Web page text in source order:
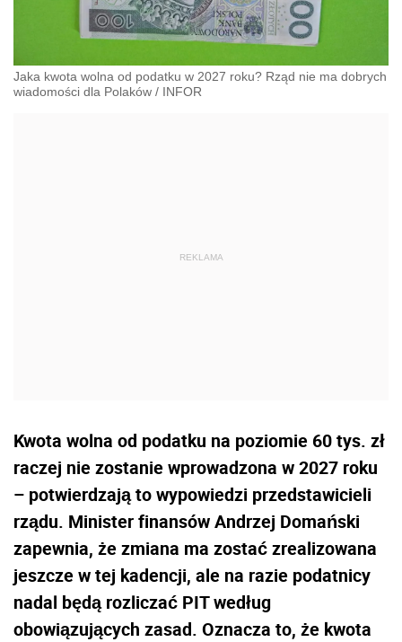
Jaka kwota wolna od podatku w 2027 roku? Rząd nie ma dobrych
wiadomości dla Polaków / INFOR
Kwota wolna od podatku na poziomie 60 tys. zł
raczej nie zostanie wprowadzona w 2027 roku
– potwierdzają to wypowiedzi przedstawicieli
rządu. Minister finansów Andrzej Domański
zapewnia, że zmiana ma zostać zrealizowana
jeszcze w tej kadencji, ale na razie podatnicy
nadal będą rozliczać PIT według
obowiązujących zasad. Oznacza to, że kwota